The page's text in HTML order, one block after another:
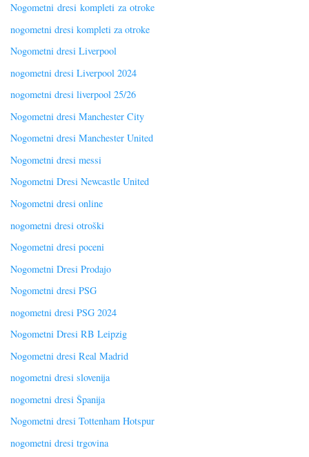
Nogometni dresi kompleti za otroke
nogometni dresi kompleti za otroke
Nogometni dresi Liverpool
nogometni dresi Liverpool 2024
nogometni dresi liverpool 25/26
Nogometni dresi Manchester City
Nogometni dresi Manchester United
Nogometni dresi messi
Nogometni Dresi Newcastle United
Nogometni dresi online
nogometni dresi otroški
Nogometni dresi poceni
Nogometni Dresi Prodajo
Nogometni dresi PSG
nogometni dresi PSG 2024
Nogometni Dresi RB Leipzig
Nogometni dresi Real Madrid
nogometni dresi slovenija
nogometni dresi Španija
Nogometni dresi Tottenham Hotspur
nogometni dresi trgovina